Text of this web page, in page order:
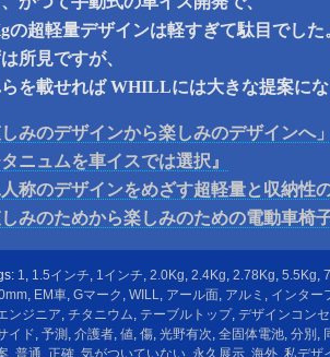
の超軽量デザインは軽すぎて駄目でした
所見ですが、
らを載せれば WHILLには大きな提案に
しみのデザインから楽しみのデザインへ
タニュムを車イスでは選択』
人称のデザインをめざす超軽量と収納性
しみのためから楽しみのための電動車椅
1, 1.5インチ, 1インチ, 2.0Kg, 2.4Kg, 2.78Kg, 5.5Kg,
, EM車, Gマーク , WILL, アール面, アルミ , インター
ンジニア, チタニウム, テーブルトップ, デザインコン
イド, 予測 , 介護者, 値, 傷, 光野有次, 全固体電池, 分別 ,
, 普通, 正確, 気がついていない, 永久展示, 海外, 私デザ